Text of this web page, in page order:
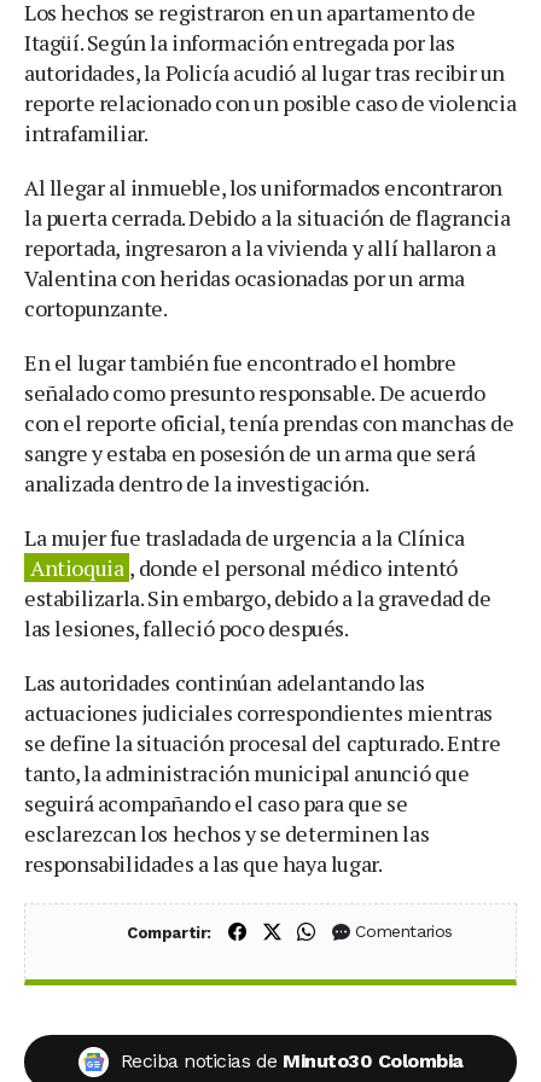
Los hechos se registraron en un apartamento de
Itagüí. Según la información entregada por las
autoridades, la Policía acudió al lugar tras recibir un
reporte relacionado con un posible caso de violencia
intrafamiliar.
Al llegar al inmueble, los uniformados encontraron
la puerta cerrada. Debido a la situación de flagrancia
reportada, ingresaron a la vivienda y allí hallaron a
Valentina con heridas ocasionadas por un arma
cortopunzante.
En el lugar también fue encontrado el hombre
señalado como presunto responsable. De acuerdo
con el reporte oficial, tenía prendas con manchas de
sangre y estaba en posesión de un arma que será
analizada dentro de la investigación.
La mujer fue trasladada de urgencia a la Clínica
Antioquia , donde el personal médico intentó
estabilizarla. Sin embargo, debido a la gravedad de
las lesiones, falleció poco después.
Las autoridades continúan adelantando las
actuaciones judiciales correspondientes mientras
se define la situación procesal del capturado. Entre
tanto, la administración municipal anunció que
seguirá acompañando el caso para que se
esclarezcan los hechos y se determinen las
responsabilidades a las que haya lugar.
Compartir: Compartir en Facebook
Compartir en X (Twitter)
Compartir en WhatsApp
Comentarios
Reciba noticias de Minuto30 Colombia